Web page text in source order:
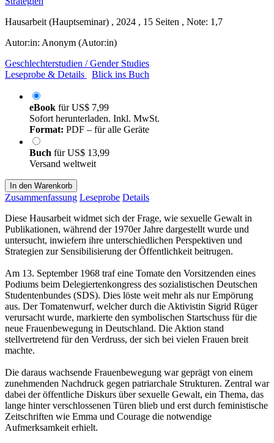
Hausarbeit (Hauptseminar) , 2024 , 15 Seiten , Note: 1,7
Autor:in: Anonym (Autor:in)
Geschlechterstudien / Gender Studies
Leseprobe & Details
Blick ins Buch
eBook fürUS$ 7,99
Sofort herunterladen. Inkl. MwSt.
Format: PDF – für alle Geräte
Buch fürUS$ 13,99
Versand weltweit
In den Warenkorb
Zusammenfassung Leseprobe Details
Diese Hausarbeit widmet sich der Frage, wie sexuelle Gewalt in
Publikationen, während der 1970er Jahre dargestellt wurde und
untersucht, inwiefern ihre unterschiedlichen Perspektiven und
Strategien zur Sensibilisierung der Öffentlichkeit beitrugen.
Am 13. September 1968 traf eine Tomate den Vorsitzenden eines
Podiums beim Delegiertenkongress des sozialistischen Deutschen
Studentenbundes (SDS). Dies löste weit mehr als nur Empörung
aus. Der Tomatenwurf, welcher durch die Aktivistin Sigrid Rüger
verursacht wurde, markierte den symbolischen Startschuss für die
neue Frauenbewegung in Deutschland. Die Aktion stand
stellvertretend für den Verdruss, der sich bei vielen Frauen breit
machte.
Die daraus wachsende Frauenbewegung war geprägt von einem
zunehmenden Nachdruck gegen patriarchale Strukturen. Zentral war
dabei der öffentliche Diskurs über sexuelle Gewalt, ein Thema, das
lange hinter verschlossenen Türen blieb und erst durch feministische
Zeitschriften wie Emma und Courage die notwendige
Aufmerksamkeit erhielt.